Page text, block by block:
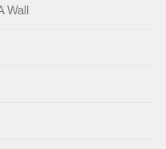
Wall